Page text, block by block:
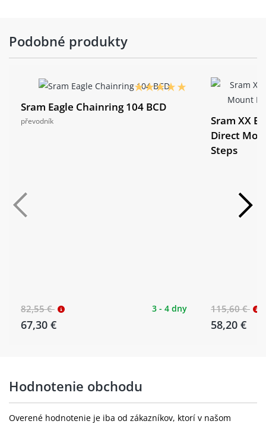
Podobné produkty
Sram Eagle Chainring 104 BCD
převodník
82,55 €
67,30 €
3 - 4 dny
Sram XX
Direct
Steps
115,60 €
58,20 €
Hodnotenie obchodu
Overené hodnotenie je iba od zákazníkov, ktorí v našom